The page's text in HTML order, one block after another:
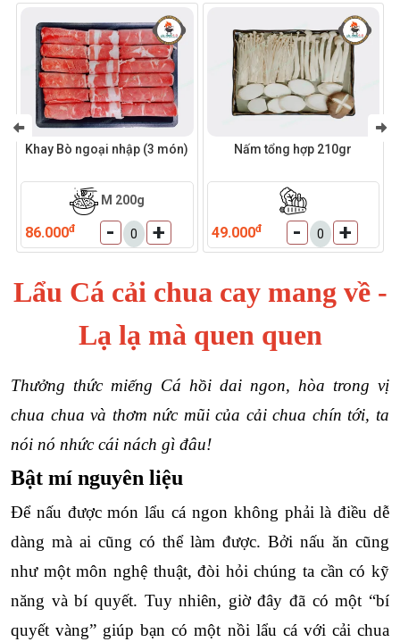
Khay Bò ngoại nhập (3 món)
M 200g
86.000đ - +
Nấm tổng hợp 210gr
49.000đ - +
Lẩu Cá cải chua cay mang về -
Lạ lạ mà quen quen
Thưởng thức miếng Cá hồi dai ngon, hòa trong vị
chua chua và thơm nức mũi của cải chua chín tới, ta
nói nó nhức cái nách gì đâu!
Bật mí nguyên liệu
Để nấu được món lẩu cá ngon không phải là điều dễ
dàng mà ai cũng có thể làm được. Bởi nấu ăn cũng
như một môn nghệ thuật, đòi hỏi chúng ta cần có kỹ
năng và bí quyết. Tuy nhiên, giờ đây đã có một “bí
quyết vàng” giúp bạn có một nồi lẩu cá với cải chua